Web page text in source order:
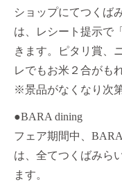
ショップにてつくば
は、レシート提示で
きます。ピタリ賞、
レでもお米２合がも
※景品がなくなり次
●BARA dining
フェア期間中、
は、全てつくばみら
ます。